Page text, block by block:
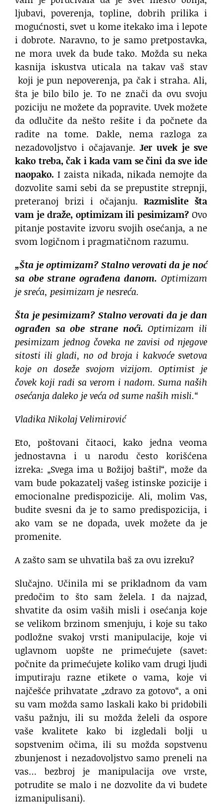
ljubavi, poverenja, topline, dobrih prilika i
mogućnosti, svet u kome itekako ima i lepote
i dobrote. Naravno, to je samo pretpostavka,
ne mora uvek da bude tako. Možda su neka
kasnija iskustva uticala na takav vaš stav
koji je pun nepoverenja, pa čak i straha. Ali,
šta je bilo bilo je. To ne znači da ovu svoju
poziciju ne možete da popravite. Uvek možete
da odlučite da nešto rešite i da počnete da
radite na tome. Dakle, nema razloga za
nezadovoljstvo i očajavanje. Jer uvek je sve
kako treba, čak i kada vam se čini da sve ide
naopako. I zaista nikada, nikada nemojte da
dozvolite sami sebi da se prepustite strepnji,
preteranoj brizi i očajanju.Razmislite šta
vam je draže, optimizam ili pesimizam? Ovo
pitanje postavite izvoru svojih osećanja, a ne
svom logičnom i pragmatičnom razumu.
„Šta je optimizam? Stalno verovati da je noć
sa obe strane ograđena danom. Optimizam
je sreća, pesimizam je nesreća.
Šta je pesimizam? Stalno verovati da je dan
ograđen sa obe strane noći. Optimizam ili
pesimizam jednog čoveka ne zavisi od njegove
sitosti ili gladi, no od broja i kakvoće svetova
koje on doseže svojom vizijom. Optimist je
čovek koji radi sa verom i nadom. Suma naših
osećanja daleko je veća od sume naših misli.“
Vladika Nikolaj Velimirović
Eto, poštovani čitaoci, kako jedna veoma
jednostavna i u narodu često korišćena
izreka: „Svega ima u Božijoj bašti!“, može da
vam bude pokazatelj vašeg istinske pozicije i
emocionalne predispozicije. Ali, molim Vas,
budite svesni da je to samo predispozicija, i
ako vam se ne dopada, uvek možete da je
promenite.
A zašto sam se uhvatila baš za ovu izreku?
Slučajno. Učinila mi se prikladnom da vam
predočim to što sam želela. I da najzad,
shvatite da osim vaših misli i osećanja koje
se velikom brzinom smenjuju, i koje su tako
podložne svakoj vrsti manipulacije, koje vi
uglavnom uopšte ne primećujete (savet:
počnite da primećujete koliko vam drugi ljudi
imputiraju razne etikete o vama, koje vi
najčešće prihvatate „zdravo za gotovo“, a oni
su vam možda samo laskali kako bi pridobili
vašu pažnju, ili su možda želeli da ospore
vaše kvalitete kako bi izgledali bolji u
sopstvenim očima, ili su možda sopstvenu
zbunjenost i nezadovoljstvo samo preneli na
vas… bezbroj je manipulacija ove vrste,
potrudite se malo i ne dozvolite da vi budete
izmanipulisani).